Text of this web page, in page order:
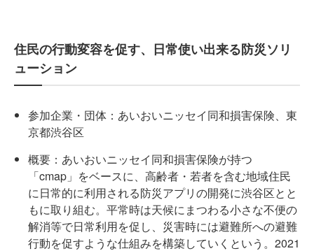
住民の行動変容を促す、日常使い出来る防災ソリ
ューション
参加企業・団体：あいおいニッセイ同和損害保険、東
京都渋谷区
概要：あいおいニッセイ同和損害保険が持つ
「cmap」をベースに、高齢者・若者を含む地域住民
に日常的に利用される防災アプリの開発に渋谷区とと
もに取り組む。平常時は天候にまつわる小さな不便の
解消等で日常利用を促し、災害時には避難所への避難
行動を促すような仕組みを構築していくという。2021